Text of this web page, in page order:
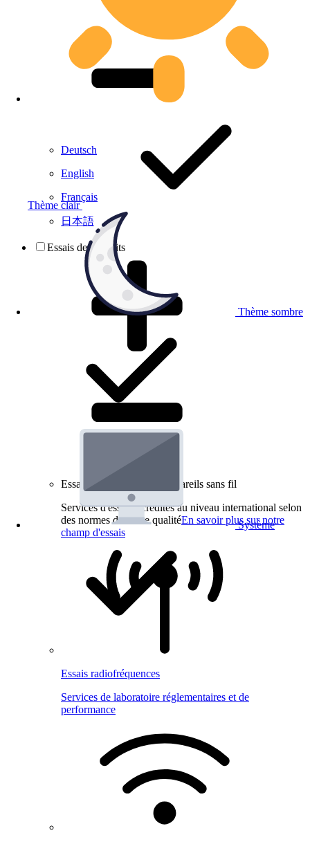
Thème clair
Thème sombre
Système
Deutsch
English
Français
日本語
Essais de produits
Essais de produits pour appareils sans fil
Services d'essai accrédités au niveau international selon
des normes de haute qualitéEn savoir plus sur notre
champ d'essais
Essais radiofréquences
Services de laboratoire réglementaires et de
performance